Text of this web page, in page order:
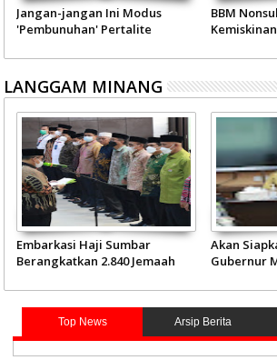
Jangan-jangan Ini Modus
'Pembunuhan' Pertalite
BBM
LANGGAM MINANG
Embarkasi Haji Sumbar
Berangkatkan 2.840 Jemaah
Akan
Gubernur
Top News Arsip Berita